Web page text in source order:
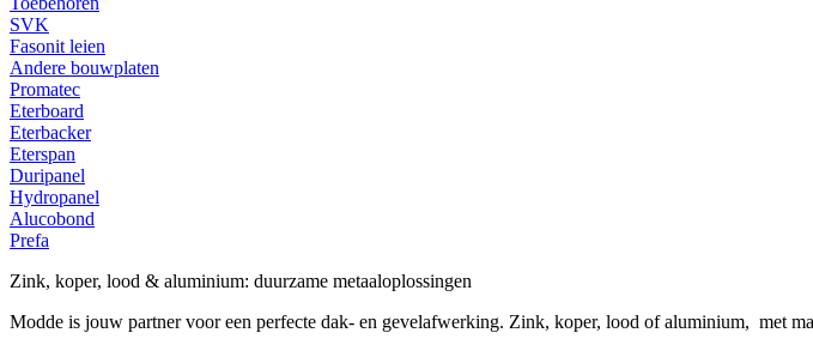
SVK
Fasonit leien
Andere bouwplaten
Promatec
Eterboard
Eterbacker
Eterspan
Duripanel
Hydropanel
Alucobond
Prefa
Zink, koper, lood & aluminium: duurzame metaaloplossingen
Modde is jouw partner voor een perfecte dak- en gevelafwerking. Zink, koper, lood of aluminium, met